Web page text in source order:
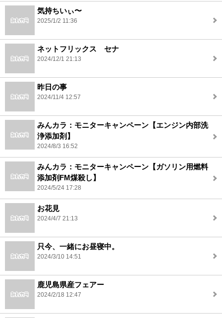
気持ちいぃ〜
2025/1/2 11:36
ネットフリックス セナ
2024/12/1 21:13
昨日の事
2024/11/4 12:57
みんカラ：モニターキャンペーン【エンジン内部洗
浄添加剤】
2024/8/3 16:52
みんカラ：モニターキャンペーン【ガソリン用燃料
添加剤FM煤殺し】
2024/5/24 17:28
お花見
2024/4/7 21:13
只今、一緒にお昼寝中。
2024/3/10 14:51
鹿児島県産フェアー
2024/2/18 12:47